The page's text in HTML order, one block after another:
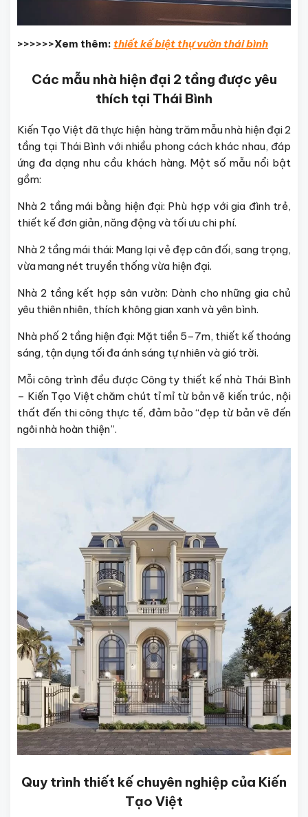
>>>>>>Xem thêm: thiết kế biệt thự vườn thái bình
Các mẫu nhà hiện đại 2 tầng được yêu
thích tại Thái Bình
Kiến Tạo Việt đã thực hiện hàng trăm mẫu nhà hiện đại 2
tầng tại Thái Bình với nhiều phong cách khác nhau, đáp
ứng đa dạng nhu cầu khách hàng. Một số mẫu nổi bật
gồm:
Nhà 2 tầng mái bằng hiện đại: Phù hợp với gia đình trẻ,
thiết kế đơn giản, năng động và tối ưu chi phí.
Nhà 2 tầng mái thái: Mang lại vẻ đẹp cân đối, sang trọng,
vừa mang nét truyền thống vừa hiện đại.
Nhà 2 tầng kết hợp sân vườn: Dành cho những gia chủ
yêu thiên nhiên, thích không gian xanh và yên bình.
Nhà phố 2 tầng hiện đại: Mặt tiền 5–7m, thiết kế thoáng
sáng, tận dụng tối đa ánh sáng tự nhiên và gió trời.
Mỗi công trình đều được Công ty thiết kế nhà Thái Bình
– Kiến Tạo Việt chăm chút tỉ mỉ từ bản vẽ kiến trúc, nội
thất đến thi công thực tế, đảm bảo “đẹp từ bản vẽ đến
ngôi nhà hoàn thiện”.
Quy trình thiết kế chuyên nghiệp của Kiến
Tạo Việt